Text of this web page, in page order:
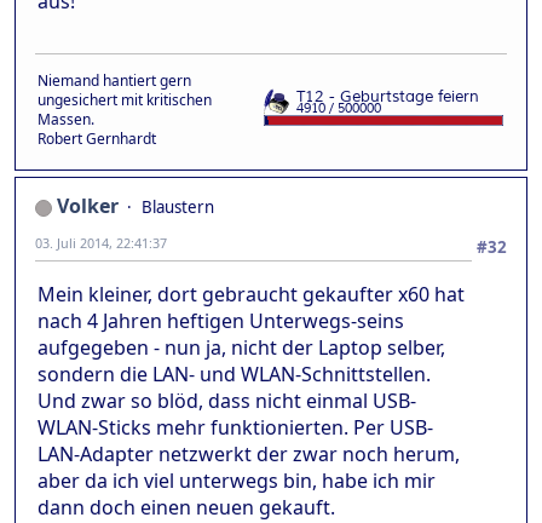
Niemand hantiert gern
ungesichert mit kritischen
Massen.
Robert Gernhardt
Volker
Blaustern
#32
03. Juli 2014, 22:41:37
Mein kleiner, dort gebraucht gekaufter x60 hat
nach 4 Jahren heftigen Unterwegs-seins
aufgegeben - nun ja, nicht der Laptop selber,
sondern die LAN- und WLAN-Schnittstellen.
Und zwar so blöd, dass nicht einmal USB-
WLAN-Sticks mehr funktionierten. Per USB-
LAN-Adapter netzwerkt der zwar noch herum,
aber da ich viel unterwegs bin, habe ich mir
dann doch einen neuen gekauft.